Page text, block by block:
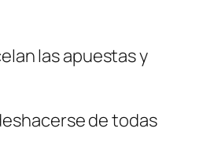
las apuestas y
de todas